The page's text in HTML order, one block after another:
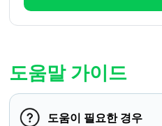
도움말 가이드
도움이 필요한 경우